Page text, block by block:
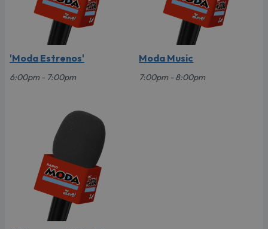
'Moda Estrenos'
6:00pm - 7:00pm
Moda Music
7:00pm - 8:00pm